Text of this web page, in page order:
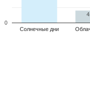
Солнечные дни
0